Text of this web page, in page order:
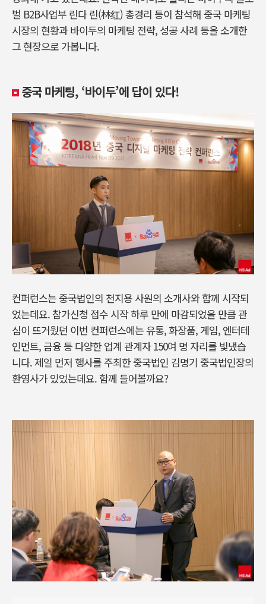
벌 B2B사업부 린다 린(林红) 총경리 등이 참석해 중국 마케팅
시장의 현황과 바이두의 마케팅 전략, 성공 사례 등을 소개한
그 현장으로 가봅니다.
중국 마케팅, ‘바이두’에 답이 있다!
컨퍼런스는 중국법인의 천지용 사원의 소개사와 함께 시작되
었는데요. 참가신청 접수 시작 하루 만에 마감되었을 만큼 관
심이 뜨거웠던 이번 컨퍼런스에는 유통, 화장품, 게임, 엔터테
인먼트, 금융 등 다양한 업계 관계자 150여 명 자리를 빛냈습
니다. 제일 먼저 행사를 주최한 중국법인 김명기 중국법인장의
환영사가 있었는데요. 함께 들어볼까요?